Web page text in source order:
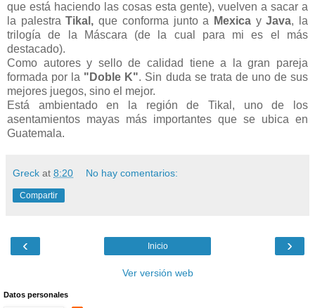
que está haciendo las cosas esta gente), vuelven a sacar a
la palestraTikal,que conforma junto a MexicayJava, la
trilogía de la Máscara (de la cual para mi es el más
destacado).
Como autores y sello de calidad tiene a la gran pareja
formada por la "Doble K". Sin duda se trata de uno de sus
mejores juegos, sino el mejor.
Está ambientado en la región de Tikal, uno de los
asentamientos mayas más importantes que se ubica en
Guatemala.
Greck at 8:20 No hay comentarios:
Compartir
‹ ›
Inicio
Ver versión web
Datos personales